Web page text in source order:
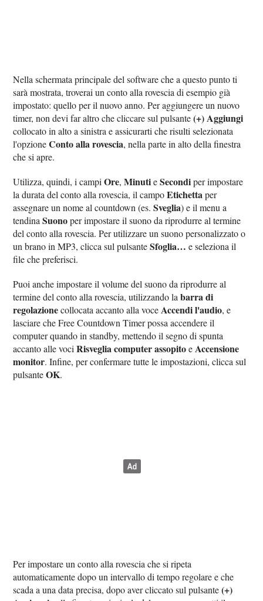
Nella schermata principale del software che a questo punto ti
sarà mostrata, troverai un conto alla rovescia di esempio già
impostato: quello per il nuovo anno. Per aggiungere un nuovo
timer, non devi far altro che cliccare sul pulsante(+) Aggiungi
collocato in alto a sinistra e assicurarti che risulti selezionata
l'opzioneConto alla rovescia, nella parte in alto della finestra
che si apre.
Utilizza, quindi, i campiOre,MinutieSecondiper impostare
la durata del conto alla rovescia, il campoEtichettaper
assegnare un nome al countdown (es.Sveglia) e il menu a
tendinaSuonoper impostare il suono da riprodurre al termine
del conto alla rovescia. Per utilizzare un suono personalizzato o
un brano in MP3, clicca sul pulsanteSfoglia… e seleziona il
file che preferisci.
Puoi anche impostare il volume del suono da riprodurre al
termine del conto alla rovescia, utilizzando labarra di
regolazionecollocata accanto alla voce Accendi l'audio, e
lasciare che Free Countdown Timer possa accendere il
computer quando in standby, mettendo il segno di spunta
accanto alle vociRisveglia computer assopitoe Accensione
monitor. Infine, per confermare tutte le impostazioni, clicca sul
pulsanteOK.
Per impostare un conto alla rovescia che si ripeta
automaticamente dopo un intervallo di tempo regolare e che
scada a una data precisa, dopo aver cliccato sul pulsante(+)